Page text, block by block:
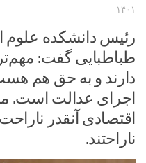
۱۴۰۱
رئیس دانشکده علوم
طباطبایی گفت:
دارند و به حق هم
اجرای عدالت است.
اقتصادی آنقدر
ناراحتند.